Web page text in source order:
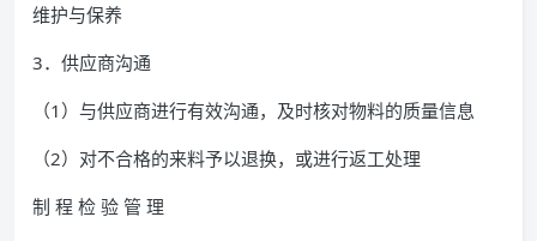
维护与保养
3．供应商沟通
（1）与供应商进行有效沟通，及时核对物料的质量信息
（2）对不合格的来料予以退换，或进行返工处理
制 程 检 验 管 理